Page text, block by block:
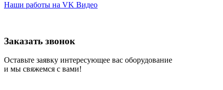
Наши работы на VK Видео
Заказать звонок
Оставьте заявку интересующее вас оборудование
и мы свяжемся с вами!